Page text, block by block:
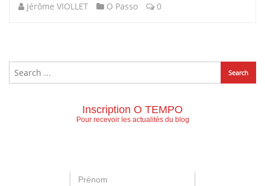
Jérôme VIOLLET O Passo 0
Inscription O TEMPO
Pour recevoir les actualités du blog